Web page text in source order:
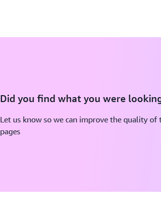
Did you find what you were
Let us know so we can improve the quality
pages